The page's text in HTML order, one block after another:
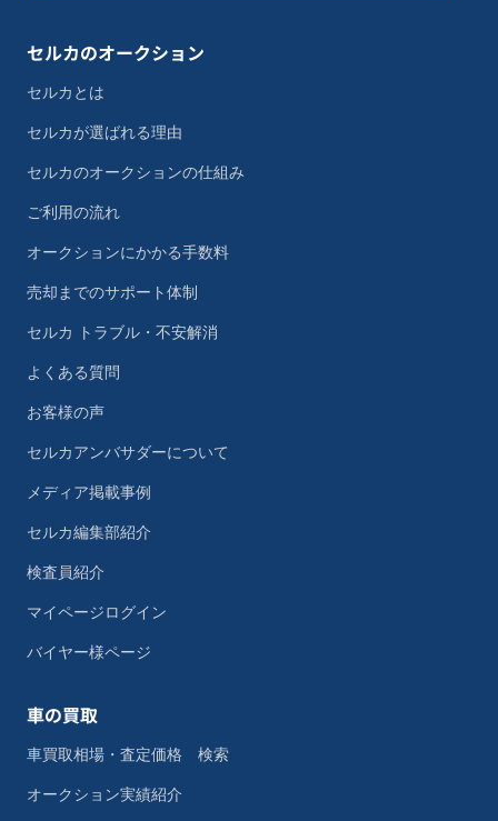
セルカのオークション
セルカとは
セルカが選ばれる理由
セルカのオークションの仕組み
ご利用の流れ
オークションにかかる手数料
売却までのサポート体制
セルカ トラブル・不安解消
よくある質問
お客様の声
セルカアンバサダーについて
メディア掲載事例
セルカ編集部紹介
検査員紹介
マイページログイン
バイヤー様ページ
車の買取
車買取相場・査定価格 検索
オークション実績紹介